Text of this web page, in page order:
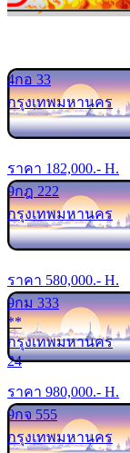
4กอ 33
กรุงเทพมหานคร
ราคา 182,000.- H.
9กฎ 222
กรุงเทพมหานคร
ราคา 580,000.- H.
9กม 333
**
กรุงเทพมหานคร
24
ราคา 980,000.- H.
9กจ 555
กรุงเทพมหานคร